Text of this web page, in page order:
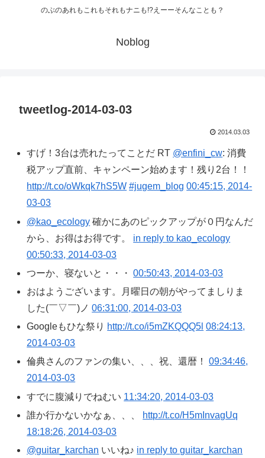
のぶのあれもこれもそれもナニも!?えーーそんなことも？
Noblog
tweetlog-2014-03-03
2014.03.03
すげ！3台は売れたってことだ RT @enfini_cw: 消費
税アップ直前、キャンペーン始めます！残り2台！！
http://t.co/oWkqk7hS5W #jugem_blog 00:45:15, 2014-
03-03
@kao_ecology 確かにあのピックアップが０円なんだ
から、お得はお得です。 in reply to kao_ecology
00:50:33, 2014-03-03
つーか、寝ないと・・・00:50:43, 2014-03-03
おはようございます。月曜日の朝がやってましりま
した(￣▽￣)ノ06:31:00, 2014-03-03
Googleもひな祭り http://t.co/i5mZKQQQ5l 08:24:13,
2014-03-03
倫典さんのファンの集い、、、祝、還暦！09:34:46,
2014-03-03
すでに腹減りでねむい 11:34:20, 2014-03-03
誰か行かないかなぁ、、、
http://t.co/H5mInvagUq
18:18:26, 2014-03-03
@guitar_karchan いいね♪ in reply to guitar_karchan